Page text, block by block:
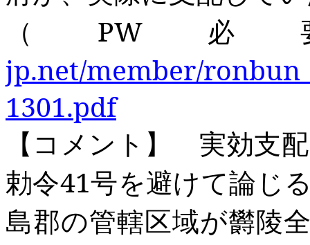
（PW 必
jp.net/member/
1301.pdf
【コメント】 実効支
勅令41号を避けて論じ
島郡の管轄区域が欝陵